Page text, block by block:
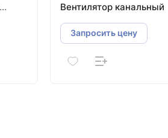
Вентилятор канальный
Запросить цену